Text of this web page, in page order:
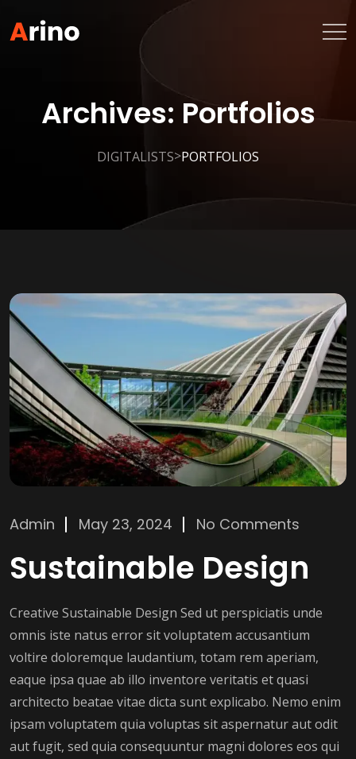
Archives: Portfolios
DIGITALISTS>PORTFOLIOS
Admin May 23, 2024 No Comments
Sustainable Design
Creative Sustainable Design Sed ut perspiciatis unde
omnis iste natus error sit voluptatem accusantium
voltire doloremque laudantium, totam rem aperiam,
eaque ipsa quae ab illo inventore veritatis et quasi
architecto beatae vitae dicta sunt explicabo. Nemo enim
ipsam voluptatem quia voluptas sit aspernatur aut odit
aut fugit, sed quia consequuntur magni dolores eos qui